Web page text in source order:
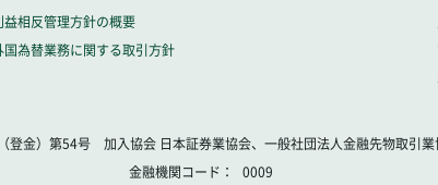
益相反管理方針の概要
国為替業務に関する取引方針
金）第54号 加入協会 日本証券業協会、一般社団法人金融先物取引
金融機関コード
0009